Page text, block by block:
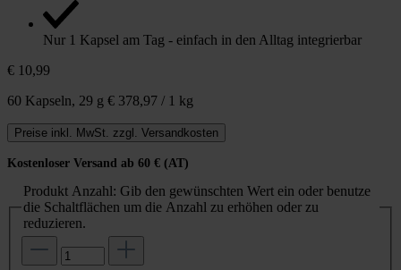
Nur 1 Kapsel am Tag - einfach in den Alltag integrierbar
€ 10,99
60 Kapseln, 29 g € 378,97 / 1 kg
Preise inkl. MwSt. zzgl. Versandkosten
Kostenloser Versand ab 60 € (AT)
Produkt Anzahl: Gib den gewünschten Wert ein oder benutze
die Schaltflächen um die Anzahl zu erhöhen oder zu
reduzieren.